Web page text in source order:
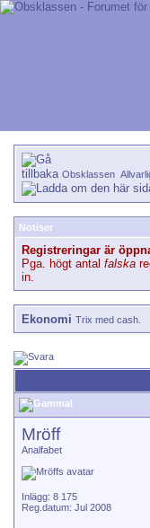
Obsklassen
Notiser
Registreringar är
Pga. högt antal falska
in.
Ekonomi Trix med cash.
Mröff
Analfabet
Inlägg: 8 175
Reg.datum: Jul 2008